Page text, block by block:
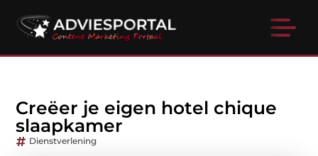
Creëer je eigen hotel chique
slaapkamer
Dienstverlening